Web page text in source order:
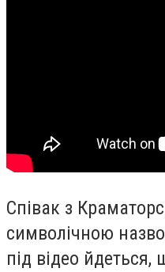
Співак з
символічною
під відео